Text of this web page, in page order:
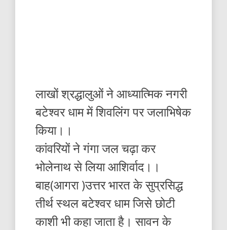
लाखों श्रद्धालुओं ने आध्यात्मिक नगरी
बटेश्वर धाम में शिवलिंग पर जलाभिषेक
किया।।
कांवरियों ने गंगा जल चढ़ा कर
भोलेनाथ से लिया आशिर्वाद।।
बाह(आगरा )उत्तर भारत के सुप्रसिद्ध
तीर्थ स्थल बटेश्वर धाम जिसे छोटी
काशी भी कहा जाता है। सावन के